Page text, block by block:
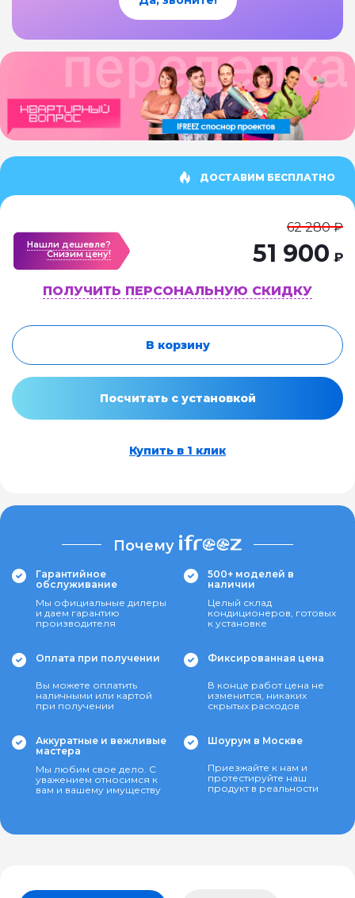
ДОСТАВИМ БЕСПЛАТНО
Нашли дешевле?
Cнизим цену!
62 280 ₽
51 900 ₽
ПОЛУЧИТЬ ПЕРСОНАЛЬНУЮ СКИДКУ
В корзину
Посчитать с установкой
Купить в 1 клик
Почему
Гарантийное
обслуживание
Мы официальные дилеры
и даем гарантию
производителя
500+ моделей в
наличии
Целый склад
кондиционеров, готовых
к установке
Оплата при получении
Вы можете оплатить
наличными или картой
при получении
Фиксированная цена
В конце работ цена не
изменится, никаких
скрытых расходов
Аккуратные и вежливые
мастера
Мы любим свое дело. С
уважением относимся к
вам и вашему имуществу
Шоурум в Москве
Приезжайте к нам и
протестируйте наш
продукт в реальности